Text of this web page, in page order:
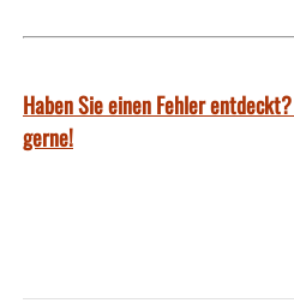
Haben Sie einen Fehler
gerne!